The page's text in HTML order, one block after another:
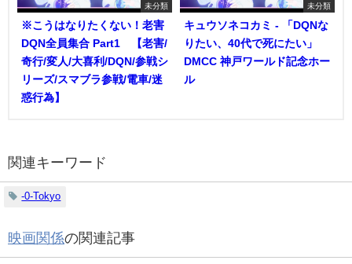
未分類
※こうはなりたくない！老害
DQN全員集合 Part1 【老害/
奇行/変人/大喜利/DQN/参戦シ
リーズ/スマブラ参戦/電車/迷
惑行為】
未分類
キュウソネコカミ - 「DQNな
りたい、40代で死にたい」
DMCC 神戸ワールド記念ホー
ル
関連キーワード
-0-Tokyo
映画関係の関連記事